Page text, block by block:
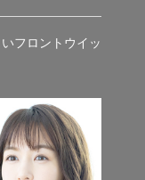
フロントウイッ